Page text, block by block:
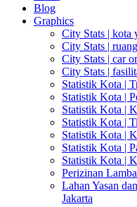
Blog
Graphics
City Stats | kota
City Stats |
City Stats | car
City Stats |
Statistik Kota |
Statistik Kota |
Statistik Kota |
Statistik Kota |
Statistik Kota |
Statistik Kota |
Statistik Kota |
Perizinan
Lahan Yasan
Jakarta